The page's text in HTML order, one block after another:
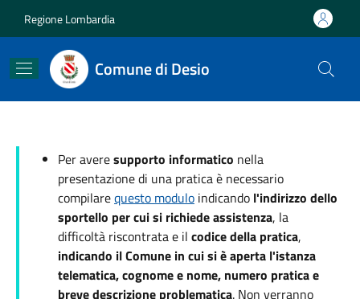
Regione Lombardia
Comune di Desio
Per averesupporto informatico nella
presentazione di una pratica è necessario
compilarequesto modulo indicando l'indirizzo dello
sportello per cui si richiede assistenza, la
difficoltà riscontrata e il codice della pratica,
indicando il Comune in cui si è aperta l'istanza
telematica, cognome e nome, numero pratica e
breve descrizione problematica. Non verranno